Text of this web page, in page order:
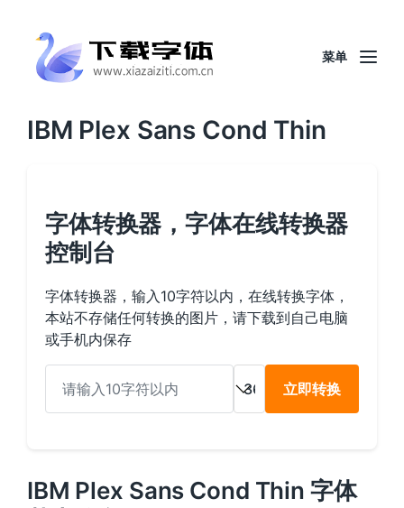
菜单
IBM Plex Sans Cond Thin
字体转换器，字体在线转换器
控制台
字体转换器，输入10字符以内，在线转换字体，
本站不存储任何转换的图片，请下载到自己电脑
或手机内保存
立即转换
IBM Plex Sans Cond Thin 字体